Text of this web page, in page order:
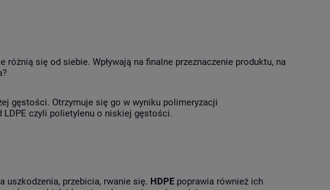
się od siebie. Wpływają na finalne przeznaczenie produktu, na
gęstości. Otrzymuje się go w wyniku polimeryzacji
czyli polietylenu o niskiej gęstości.
uszkodzenia, przebicia, rwanie się. HDPEpoprawia również ich